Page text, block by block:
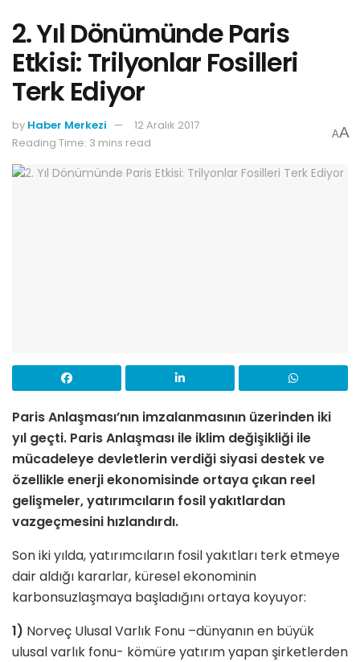
2. Yıl Dönümünde Paris
Etkisi: Trilyonlar Fosilleri
Terk Ediyor
by Haber Merkezi
12 Aralık 2017
Reading Time: 3 mins read
AA
Paris Anlaşması’nın imzalanmasının üzerinden iki
yıl geçti. Paris Anlaşması ile iklim değişikliği ile
mücadeleye devletlerin verdiği siyasi destek ve
özellikle enerji ekonomisinde ortaya çıkan reel
gelişmeler, yatırımcıların fosil yakıtlardan
vazgeçmesini hızlandırdı.
Son iki yılda, yatırımcıların fosil yakıtları terk etmeye
dair aldığı kararlar, küresel ekonominin
karbonsuzlaşmaya başladığını ortaya koyuyor:
1) Norveç Ulusal Varlık Fonu –dünyanın en büyük
ulusal varlık fonu- kömüre yatırım yapan şirketlerden